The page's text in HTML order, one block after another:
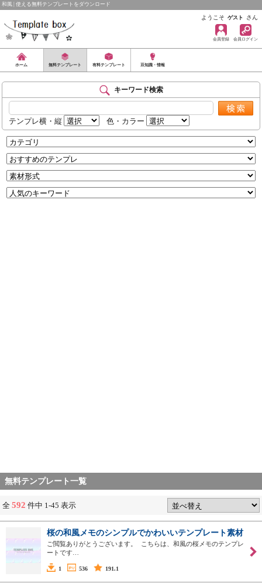
和風 | 使える無料テンプレートをダウンロード
ようこそ ゲスト さん
会員登録 会員ログイン
ホーム 無料テンプレート 有料テンプレート 豆知識・情報
キーワード検索
テンプレ横・縦 色・カラー
無料テンプレート一覧
全 592 件中 1-45 表示
桜の和風メモのシンプルでかわいいテンプレート素材
ご閲覧ありがとうございます。 こちらは、和風の桜メモのテンプレ
ートです…
1 536 191.1